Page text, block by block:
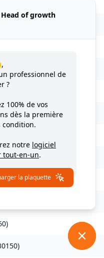
( 30350
)
)
)
)
of growth
professionnel de
?
100% de vos
dès la première
condition.
notre logiciel
tout-en-un.
la plaquette